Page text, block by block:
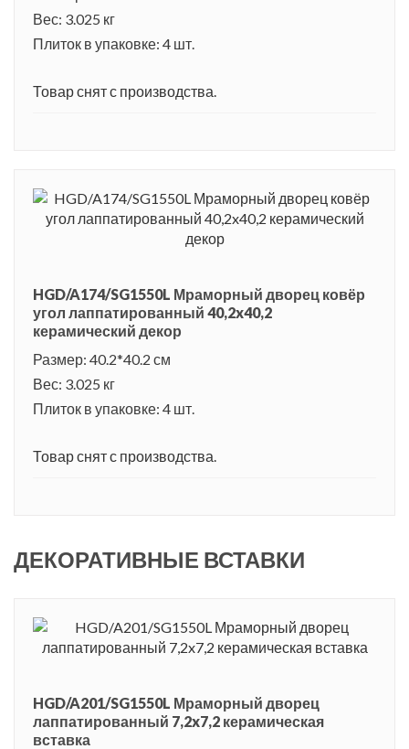
Вес: 3.025 кг
Плиток в упаковке: 4 шт.
Товар снят с производства.
HGD/A174/SG1550L Мраморный дворец ковёр
угол лаппатированный 40,2x40,2
керамический декор
Размер: 40.2*40.2 см
Вес: 3.025 кг
Плиток в упаковке: 4 шт.
Товар снят с производства.
ДЕКОРАТИВНЫЕ ВСТАВКИ
HGD/A201/SG1550L Мраморный дворец
лаппатированный 7,2x7,2 керамическая
вставка